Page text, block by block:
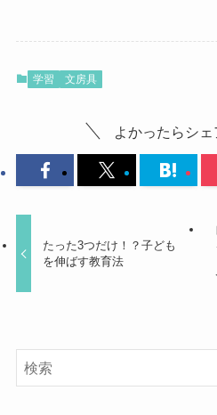
学習 文房具
よかったらシェ
たった3つだけ！？子ども
を伸ばす教育法